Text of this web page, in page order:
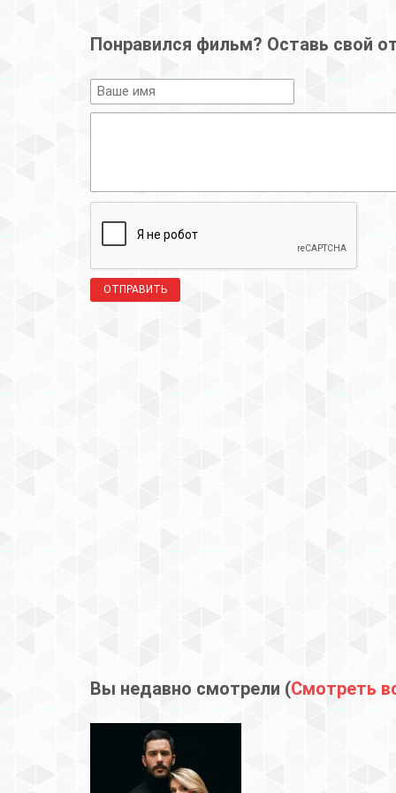
Понравился фильм? Оставь свой
ОТПРАВИТЬ
Вы недавно смотрели (Смотреть